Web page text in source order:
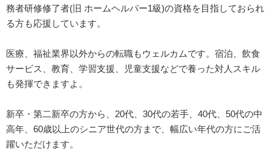
務者研修修了者(旧 ホームヘルパー1級)の資格を目指しておられ
る方も応援しています。
医療、福祉業界以外からの転職もウェルカムです。宿泊、飲食
サービス、教育、学習支援、児童支援などで養った対人スキル
も発揮できますよ。
新卒・第二新卒の方から、20代、30代の若手、40代、50代の中
高年、60歳以上のシニア世代の方まで、幅広い年代の方にご活
躍いただけます。